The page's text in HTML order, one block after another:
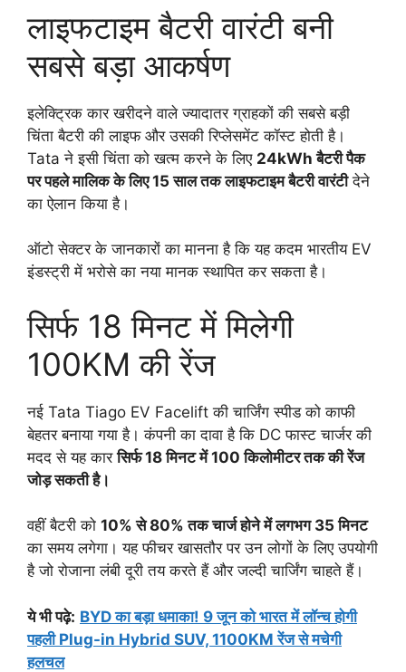
लाइफटाइम बैटरी वारंटी बनी
सबसे बड़ा आकर्षण
इलेक्ट्रिक कार खरीदने वाले ज्यादातर ग्राहकों की सबसे बड़ी
चिंता बैटरी की लाइफ और उसकी रिप्लेसमेंट कॉस्ट होती है।
Tata ने इसी चिंता को खत्म करने के लिए 24kWh बैटरी पैक
पर पहले मालिक के लिए 15 साल तक लाइफटाइम बैटरी वारंटीदेने
का ऐलान किया है।
ऑटो सेक्टर के जानकारों का मानना है कि यह कदम भारतीय EV
इंडस्ट्री में भरोसे का नया मानक स्थापित कर सकता है।
सिर्फ 18 मिनट में मिलेगी
100KM की रेंज
नई Tata Tiago EV Facelift की चार्जिंग स्पीड को काफी
बेहतर बनाया गया है। कंपनी का दावा है कि DC फास्ट चार्जर की
मदद से यह कारसिर्फ 18 मिनट में 100 किलोमीटर तक की रेंज
जोड़ सकती है।
वहीं बैटरी को 10% से 80% तक चार्ज होने में लगभग 35 मिनट
का समय लगेगा। यह फीचर खासतौर पर उन लोगों के लिए उपयोगी
है जो रोजाना लंबी दूरी तय करते हैं और जल्दी चार्जिंग चाहते हैं।
ये भी पढ़े: BYD का बड़ा धमाका! 9 जून को भारत में लॉन्च होगी
पहली Plug-in Hybrid SUV, 1100KM रेंज से मचेगी
हलचल